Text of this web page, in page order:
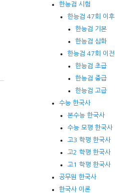
한능검 시험
한능검 47회 이후
한능검 기본
한능검 심화
한능검 47회 이전
한능검 초급
한능검 중급
한능검 고급
수능 한국사
본수능 한국사
수능 모평 한국사
고3 학평 한국사
고2 학평 한국사
고1 학평 한국사
공무원 한국사
한국사 이론